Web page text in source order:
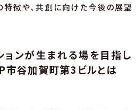
徴や、共創に向けた今後の展望
ョンが生まれる場を目指し
市谷加賀町第3ビルとは